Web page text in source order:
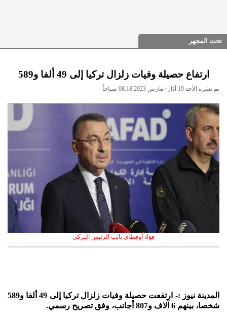
تحت المجهر
ارتفاع حصيلة وفيات زلزال تركيا إلى 49 ألفا و589
تم نشره الأحد 19 آذار / مارس 2023 08:18 صباحاً
فؤاد أوقطاي نائب الرئيس التركي
المدينة نيوز :- ارتفعت حصيلة وفيات زلزال تركيا إلى 49 ألفا و589
شخصا، بينهم 6 آلاف و807 أجانب، وفق تصريح رسمي.